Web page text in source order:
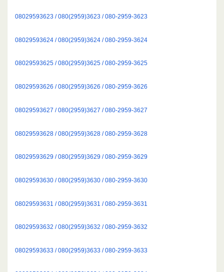
08029593623 / 080(2959)3623 / 080-2959-3623
08029593624 / 080(2959)3624 / 080-2959-3624
08029593625 / 080(2959)3625 / 080-2959-3625
08029593626 / 080(2959)3626 / 080-2959-3626
08029593627 / 080(2959)3627 / 080-2959-3627
08029593628 / 080(2959)3628 / 080-2959-3628
08029593629 / 080(2959)3629 / 080-2959-3629
08029593630 / 080(2959)3630 / 080-2959-3630
08029593631 / 080(2959)3631 / 080-2959-3631
08029593632 / 080(2959)3632 / 080-2959-3632
08029593633 / 080(2959)3633 / 080-2959-3633